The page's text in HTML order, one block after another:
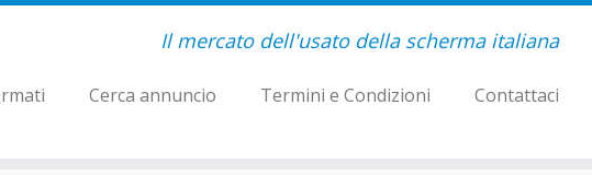
Il mercato dell'usato della scherma italiana
Cerca annuncio Termini e Condizioni Contattaci